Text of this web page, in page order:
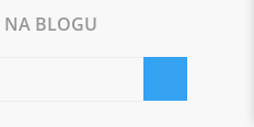
NA BLOGU